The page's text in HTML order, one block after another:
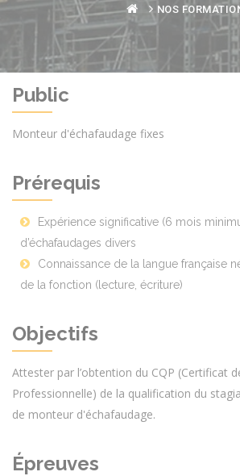
NOS
Public
Monteur d'échafaudage fixes
Prérequis
Expérience significative (6 mois
d’échafaudages divers
Connaissance de la langue française
de la fonction (lecture, écriture)
Objectifs
Attester par l’obtention du CQP (Certificat
Professionnelle) de la qualification du
de monteur d'échafaudage.
Épreuves